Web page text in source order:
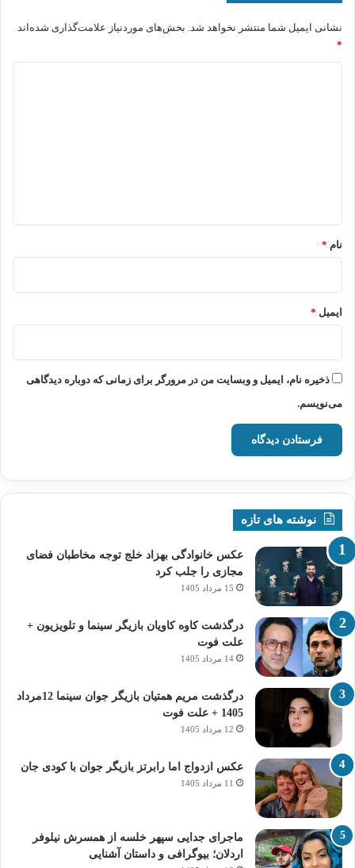
نشانی ایمیل شما منتشر نخواهد شد. بخش‌های موردنیاز علامت‌گذاری شده‌اند
*
نام *
ایمیل *
ذخیره نام، ایمیل و وبسایت من در مرورگر برای زمانی که دوباره دیدگاهی
می‌نویسم.
نوشته های تازه
عکس خانوادگی بهزاد خلج توجه مخاطبان فضای
مجازی را جلب کرد
15 مرداد 1405
درگذشت کاوه کاویان بازیگر سینما و تلویزیون +
علت فوت
14 مرداد 1405
درگذشت مریم همتیان بازیگر جوان سینما 12مرداد
1405 + علت فوت
12 مرداد 1405
عکس ازدواج اما رابرتز بازیگر جوان با کودی جان
11 مرداد 1405
ماجرای جدایی سپهر خلسه از همسرش نیلوفر
اردلان؛ بیوگرافی و داستان آشنایی